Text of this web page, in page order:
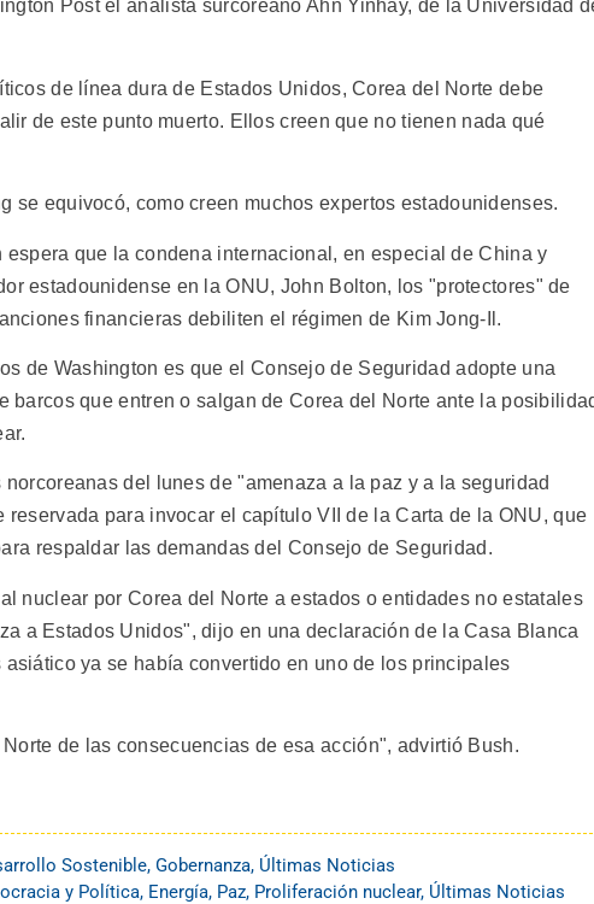
Post el analista surcoreano Ahn Yinhay, de la Universidad
de línea dura de Estados Unidos, Corea del Norte debe
de este punto muerto. Ellos creen que no tienen nada qué
se equivocó, como creen muchos expertos estadounidenses.
que la condena internacional, en especial de China y
estadounidense en la ONU, John Bolton, los "protectores" de
financieras debiliten el régimen de Kim Jong-Il.
de Washington es que el Consejo de Seguridad adopte una
barcos que entren o salgan de Corea del Norte ante la
del lunes de "amenaza a la paz y a la seguridad
reservada para invocar el capítulo VII de la Carta de la ONU, que
respaldar las demandas del Consejo de Seguridad.
nuclear por Corea del Norte a estados o entidades no estatales
a Estados Unidos", dijo en una declaración de la Casa Blanca
ya se había convertido en uno de los principales
de las consecuencias de esa acción", advirtió Bush.
Sostenible, Gobernanza, Últimas Noticias
y Política, Energía, Paz, Proliferación nuclear, Últimas Noticias